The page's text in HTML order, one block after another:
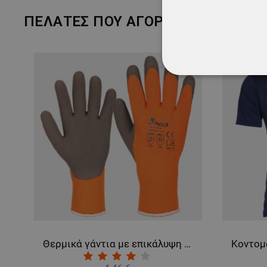
ΠΕΛΆΤΕΣ ΠΟΥ ΑΓΌΡΑΣΑΝ ΑΥΤΌ ΤΟ
Θερμικά γάντια με επικάλυψη λατέξ AVALANGE
ΑΠΟΛΎΤΩΣ
ΜΗ